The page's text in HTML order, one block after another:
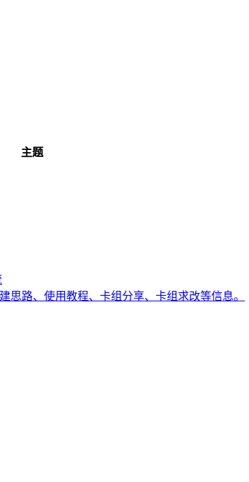
主题
思路、使用教程、卡组分享、卡组求改等信息。